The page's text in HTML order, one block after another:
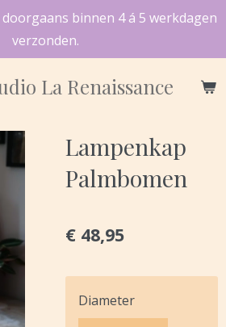
La Renaissance
binnen 4 á 5 werkdagen
verzonden.
Lampenkap
Palmbomen
€ 48,95
Diameter